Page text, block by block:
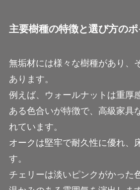
主要樹種の特徴と選び方のポ
無垢材には様々な樹種があり、
あります。
例えば、ウォールナットは重厚
ある色合いが特徴で、高級家具
れています。
オークは堅牢で耐久性に優れ、
す。
チェリーは淡いピンクがかった